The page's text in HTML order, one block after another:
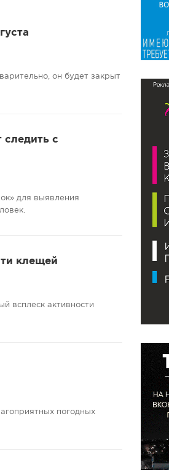
он будет закрыт
с
для выявления
клещей
всплеск активности
погодных